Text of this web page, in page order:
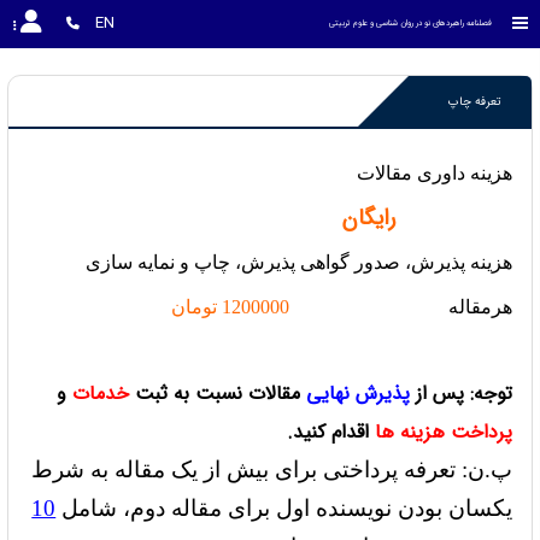
فصلنامه راهبردهای نو در روان شناسی و علوم تربیتی EN
تعرفه چاپ
هزینه داوری مقالات
رایگان
هزینه پذیرش، صدور گواهی پذیرش، چاپ و نمایه سازی
هرمقاله 1200000 تومان
توجه:پس ازپذیرش نهایی مقالات نسبت به ثبتخدمات و
پرداخت هزینه ها اقدام کنید.
پ.ن: تعرفه پرداختی برای بیش از یک مقاله به شرط
یکسان بودن نویسنده اول برای مقاله دوم، شامل 10